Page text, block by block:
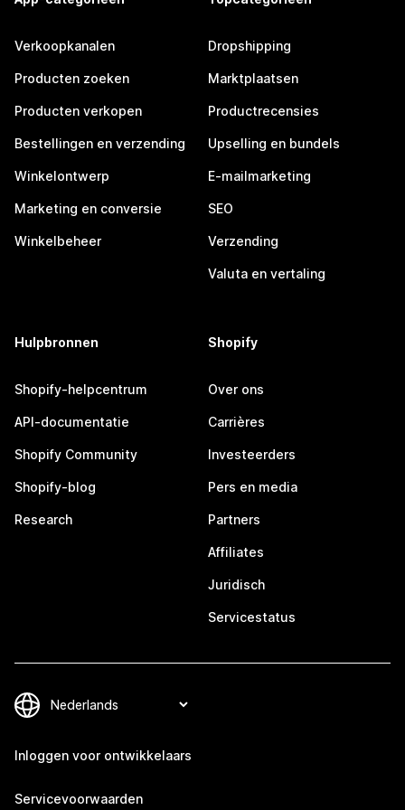
Verkoopkanalen
Producten zoeken
Producten verkopen
Bestellingen en verzending
Winkelontwerp
Marketing en conversie
Winkelbeheer
Dropshipping
Marktplaatsen
Productrecensies
Upselling en bundels
E-mailmarketing
SEO
Verzending
Valuta en vertaling
Hulpbronnen
Shopify-helpcentrum
API-documentatie
Shopify Community
Shopify-blog
Research
Shopify
Over ons
Carrières
Investeerders
Pers en media
Partners
Affiliates
Juridisch
Servicestatus
Inloggen voor ontwikkelaars
Servicevoorwaarden